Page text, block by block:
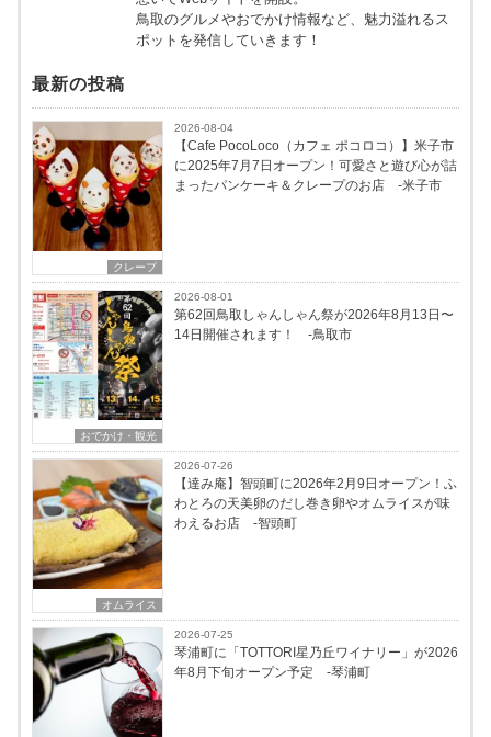
鳥取のグルメやおでかけ情報など、魅力溢れるス
ポットを発信していきます！
最新の投稿
クレープ
2026-08-04
【Cafe PocoLoco（カフェ ポコロコ）】米子市
に2025年7月7日オープン！可愛さと遊び心が詰
まったパンケーキ＆クレープのお店 -米子市
おでかけ・観光
2026-08-01
第62回鳥取しゃんしゃん祭が2026年8月13日〜
14日開催されます！ -鳥取市
オムライス
2026-07-26
【達み庵】智頭町に2026年2月9日オープン！ふ
わとろの天美卵のだし巻き卵やオムライスが味
わえるお店 -智頭町
2026-07-25
琴浦町に「TOTTORI星乃丘ワイナリー」が2026
年8月下旬オープン予定 -琴浦町